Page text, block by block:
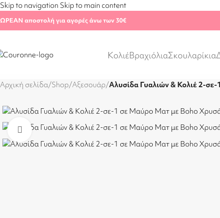
Skip to navigation Skip to main content
αποστολή για αγορές άνω των 30€
ΚολιέΒραχιόλιαΣκουλαρίκια
Αρχική σελίδα/Shop/Αξεσουάρ/Αλυσίδα Γυαλιών & Κολιέ 2-
Click to enlarge